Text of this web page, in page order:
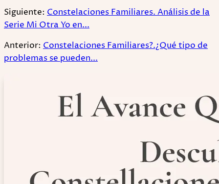
Siguiente: Constelaciones Familiares. Análisis de la
Serie Mi Otra Yo en...
Anterior: Constelaciones Familiares?.¿Qué tipo de
problemas se pueden...